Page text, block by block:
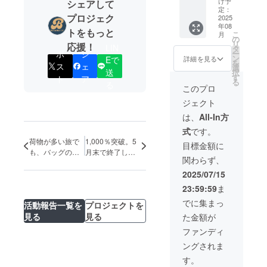
シェアして
プロジェク
トをもっと
応援！
ポ
ス
ト
シ
ェ
ア
Eで
送
荷物が多い旅で
も、バッグの中
1,000％突破。5
月末で終了しま
活動報告一覧を
見る
プロジェクトを
見る
もござ
いま
す。 ※
適格請
求書発
者登録
番号：
ダード
タイプ
に拡張
機能は
せん。
※ 割引
売予定
価格に
送料を
含む合
計金額
に対す
るもの
です。
※デザイ
ン・仕
様は変
更にな
る可能
性もご
ざいま
す。ご
了承く
ださ
様は変
更にな
る可能
性もご
ざいま
了承く
ださ
ご注文
状況、
使用部
材の供
況、製
造工程
上の都
合等に
より出
荷時期
が遅れ
る場合
があり
ます。
※皆様の
ご支援
により
ダード
タイプ
に拡張
機能は
ついて
おりま
率は販
価格に
送料を
計金額
に対す
るもの
です。
※デザイ
様は変
更にな
性もご
ざいま
了承く
予定価
格：
23,000
円が
【20%
OFF】
18,400
支援可
能で
す。 ※
消費税
込み ※
送料込
み ※こ
ちらは
8Lに拡
張でき
るエク
ストラ
バー
ジョン
になり
ラー：
アイボ
リー・
ブラッ
ク・オ
リー
クア・
ネイ
ビー・
オレン
ジ・ボ
ルドー
から１
つお選
びいた
だけま
す。 一
般販売
予定価
格：
23,000
円が
【18%
OFF】
定：
2025
年08
月
詳細を見る
こ
の
リ
タ
ー
ン
を
選
択
す
る
このプロ
ジェクト
は、 All-In方
式です。
目標金額に
関わらず、
2025/07/15
23:59:59ま
でに集まっ
た金額が
ファンディ
ングされま
す。